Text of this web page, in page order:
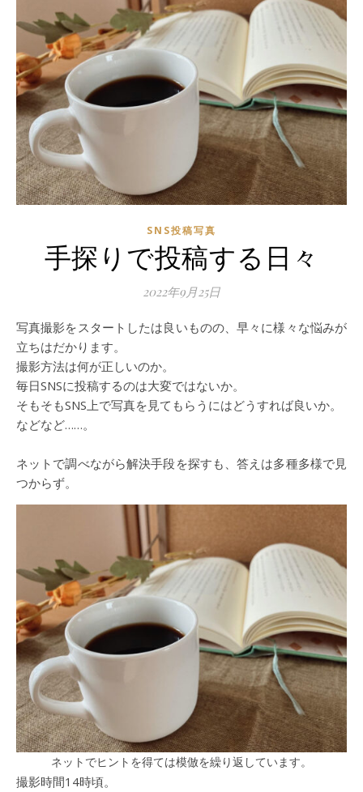
SNS投稿写真
手探りで投稿する日々
2022年9月25日
写真撮影をスタートしたは良いものの、早々に様々な悩みが
立ちはだかります。
撮影方法は何が正しいのか。
毎日SNSに投稿するのは大変ではないか。
そもそもSNS上で写真を見てもらうにはどうすれば良いか。
などなど……。
ネットで調べながら解決手段を探すも、答えは多種多様で見
つからず。
ネットでヒントを得ては模倣を繰り返しています。
撮影時間14時頃。